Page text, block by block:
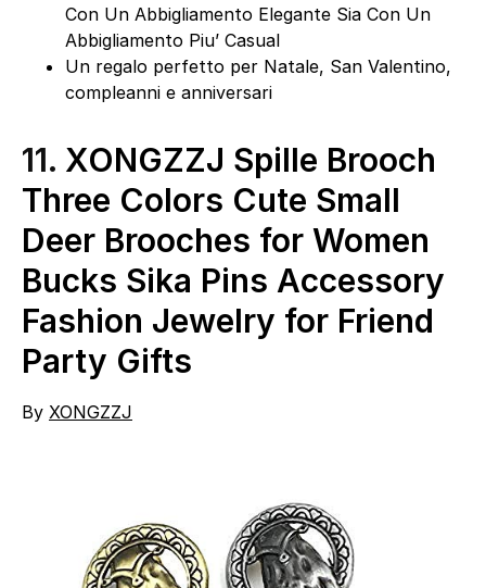
Con Un Abbigliamento Elegante Sia Con Un
Abbigliamento Piu’ Casual
Un regalo perfetto per Natale, San Valentino,
compleanni e anniversari
11. XONGZZJ Spille Brooch
Three Colors Cute Small
Deer Brooches for Women
Bucks Sika Pins Accessory
Fashion Jewelry for Friend
Party Gifts
By XONGZZJ